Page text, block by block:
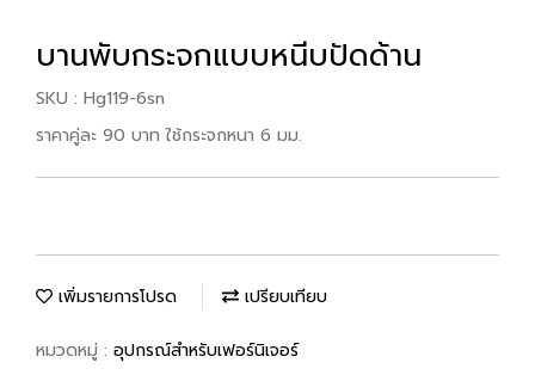
บานพับกระจกแบบหนีบปัดด้าน
SKU : Hg119-6sn
ราคาคู่ละ 90 บาท ใช้กระจกหนา 6 มม.
เพิ่มรายการโปรด เปรียบเทียบ
หมวดหมู่ : อุปกรณ์สำหรับเฟอร์นิเจอร์